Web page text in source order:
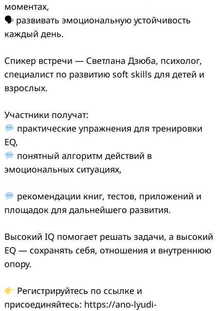
моментах,
🗣 развивать эмоциональную устойчивость
каждый день.
Спикер встречи — Светлана Дзюба, психолог,
специалист по развитию soft skills для детей и
взрослых.
Участники получат:
практические упражнения для тренировки
EQ,
понятный алгоритм действий в
эмоциональных ситуациях,
рекомендации книг, тестов, приложений и
площадок для дальнейшего развития.
Высокий IQ помогает решать задачи, а высокий
EQ — сохранять себя, отношения и внутреннюю
опору.
Регистрируйтесь по ссылке и
присоединяйтесь: https://ano-lyudi-